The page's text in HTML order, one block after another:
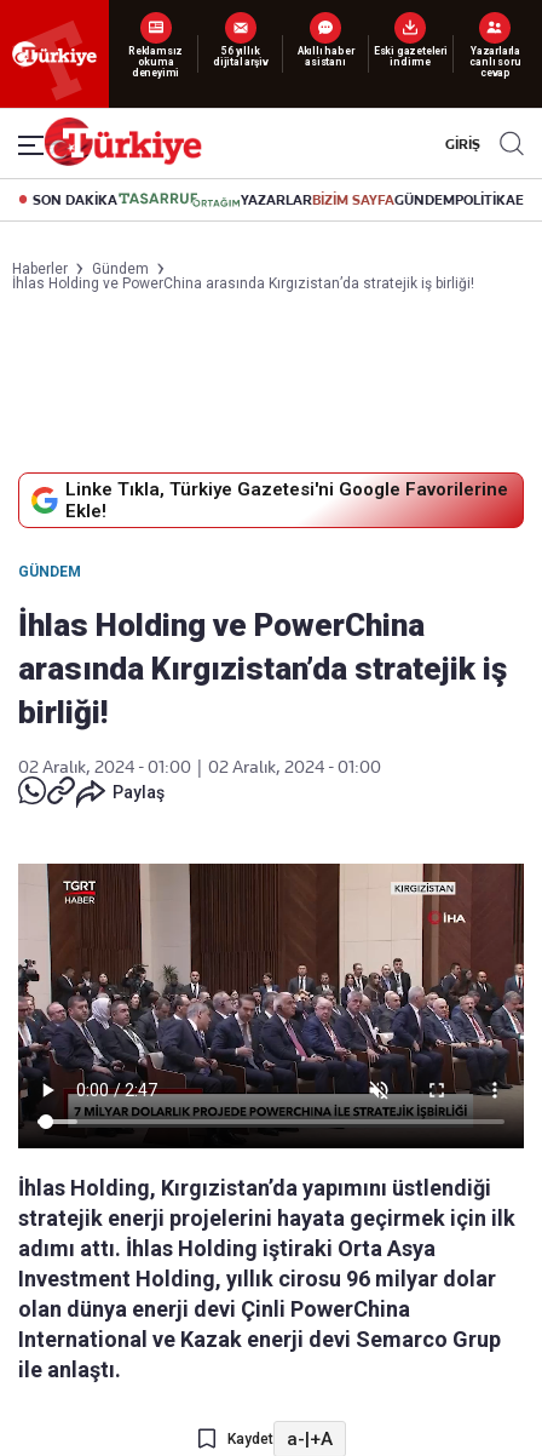
Yeni nesil dijital
abonelik 19 TL’den başlayan fiyatlarla.
GİRİŞ
SON DAKİKA YAZARLARBİZİM SAYFAGÜNDEMPOLİTİKA
Haberler
Gündem
İhlas Holding ve PowerChina arasında Kırgızistan’da stratejik iş birliği!
Linke Tıkla, Türkiye Gazetesi'ni Google Favorilerine
Ekle!
GÜNDEM
İhlas Holding ve PowerChina
arasında Kırgızistan’da stratejik iş
birliği!
02 Aralık, 2024 - 01:00
02 Aralık, 2024 - 01:00
Paylaş
İhlas Holding, Kırgızistan’da yapımını üstlendiği
stratejik enerji projelerini hayata geçirmek için ilk
adımı attı. İhlas Holding iştiraki Orta Asya
Investment Holding, yıllık cirosu 96 milyar dolar
olan dünya enerji devi Çinli PowerChina
International ve Kazak enerji devi Semarco Grup
ile anlaştı.
Kaydet a-|+A